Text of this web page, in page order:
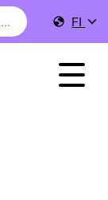
FI